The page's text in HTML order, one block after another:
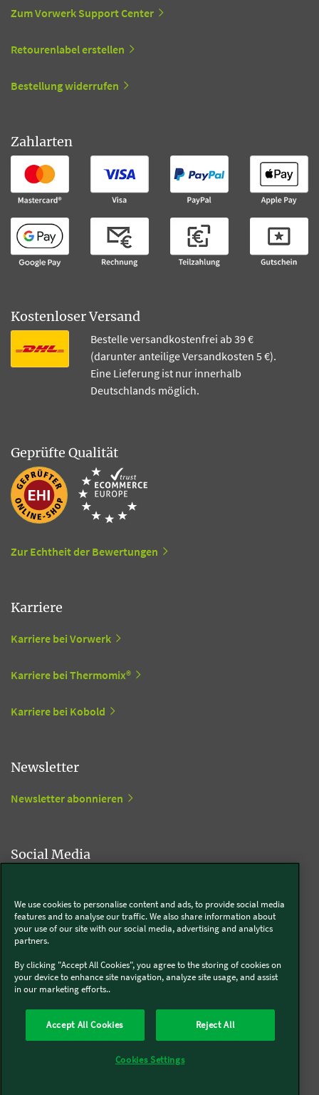
Zum Vorwerk Support Center
Retourenlabel erstellen
Bestellung widerrufen
Zahlarten
Kostenloser Versand
Bestelle versandkostenfrei ab 39 €
(darunter anteilige Versandkosten 5 €).
Eine Lieferung ist nur innerhalb
Deutschlands möglich.
Geprüfte Qualität
Zur Echtheit der Bewertungen
Karriere
Karriere bei Vorwerk
Karriere bei Thermomix®
Karriere bei Kobold
Newsletter
Newsletter abonnieren
Social Media
Thermomix®
Presse Batterie- und Altgeräteentsorgung
We use cookies to personalise content and ads, to provide social media
features and to analyse our traffic. We also share information about
your use of our site with our social media, advertising and analytics
partners.
By clicking "Accept All Cookies", you agree to the storing of cookies on
your device to enhance site navigation, analyze site usage, and assist
in our marketing efforts..
Accept All Cookies Reject All
Cookies Settings